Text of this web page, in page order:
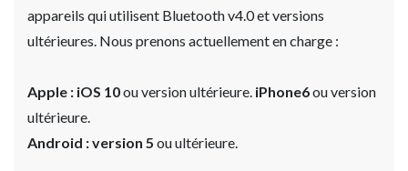
appareils qui utilisent Bluetooth v4.0 et versions
ultérieures. Nous prenons actuellement en charge :
Apple : iOS 10ou version ultérieure. iPhone6ou version
ultérieure.
Android : version 5 ou ultérieure.